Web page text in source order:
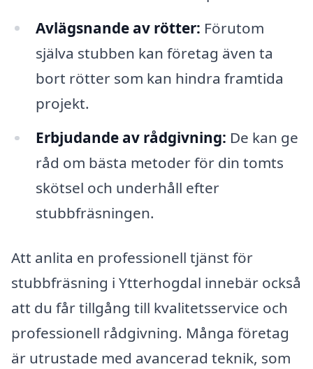
Avlägsnande av rötter: Förutom
själva stubben kan företag även ta
bort rötter som kan hindra framtida
projekt.
Erbjudande av rådgivning: De kan ge
råd om bästa metoder för din tomts
skötsel och underhåll efter
stubbfräsningen.
Att anlita en professionell tjänst för
stubbfräsning i Ytterhogdal innebär också
att du får tillgång till kvalitetsservice och
professionell rådgivning. Många företag
är utrustade med avancerad teknik, som